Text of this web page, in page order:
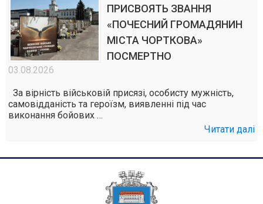
ПРИСВОЯТЬ ЗВАННЯ
«ПОЧЕСНИЙ ГРОМАДЯНИН
МІСТА ЧОРТКОВА»
ПОСМЕРТНО
03.08.2026
За вірність військовій присязі, особисту мужність,
самовідданість та героїзм, виявленні під час
виконання бойових …
Читати далі